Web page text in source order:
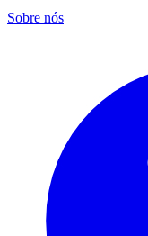
Sobre nós